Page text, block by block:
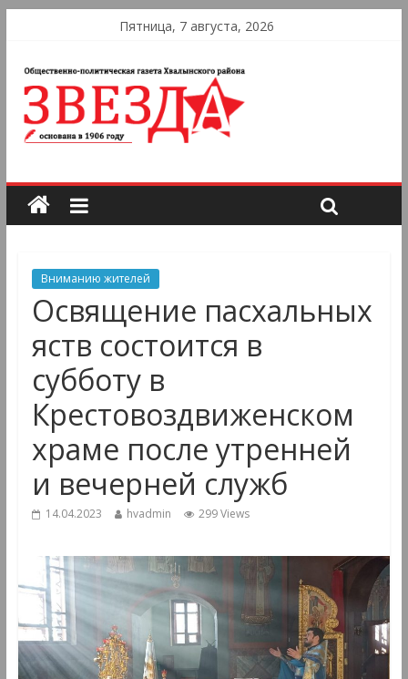
Пятница, 7 августа, 2026
Вниманию жителей
Освящение пасхальных
яств состоится в
субботу в
Крестовоздвиженском
храме после утренней
и вечерней служб
14.04.2023 hvadmin 299 Views